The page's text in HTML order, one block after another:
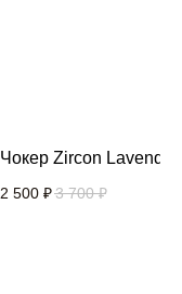
Чокер Zircon Lavender
2 500 ₽3 700 ₽